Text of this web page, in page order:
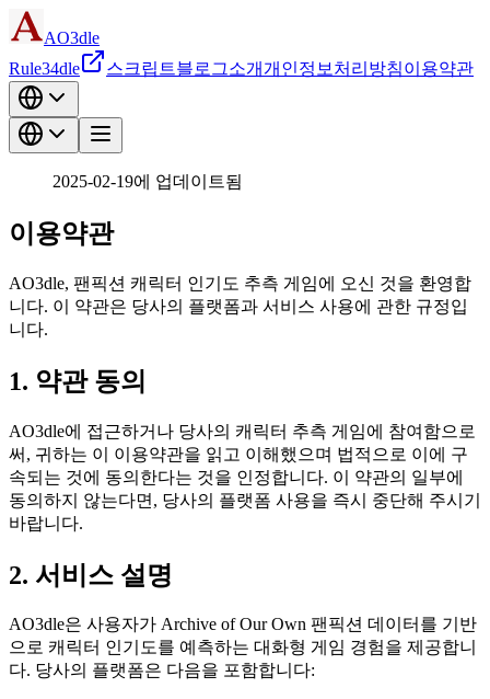
AO3dle
Rule34dle
스크립트블로그소개개인정보처리방침이용약관
2025-02-19에 업데이트됨
이용약관
AO3dle, 팬픽션 캐릭터 인기도 추측 게임에 오신 것을 환영합
니다. 이 약관은 당사의 플랫폼과 서비스 사용에 관한 규정입
니다.
1. 약관 동의
AO3dle에 접근하거나 당사의 캐릭터 추측 게임에 참여함으로
써, 귀하는 이 이용약관을 읽고 이해했으며 법적으로 이에 구
속되는 것에 동의한다는 것을 인정합니다. 이 약관의 일부에
동의하지 않는다면, 당사의 플랫폼 사용을 즉시 중단해 주시기
바랍니다.
2. 서비스 설명
AO3dle은 사용자가 Archive of Our Own 팬픽션 데이터를 기반
으로 캐릭터 인기도를 예측하는 대화형 게임 경험을 제공합니
다. 당사의 플랫폼은 다음을 포함합니다: